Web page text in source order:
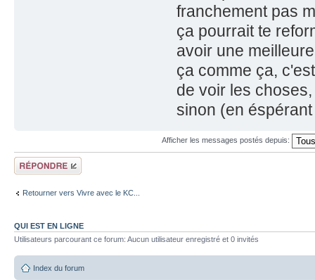
franchement pas
ça pourrait te
avoir une
ça comme ça,
de voir les
sinon (en
Afficher les messages postés depuis:
Répondre
Retourner vers Vivre avec le KC...
QUI EST EN LIGNE
Utilisateurs parcourant ce forum: Aucun utilisateur enregistré et 0 invités
Index du forum